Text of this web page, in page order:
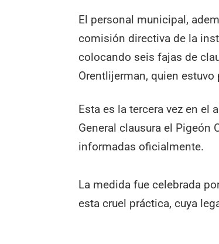
El personal municipal,
comisión directiva de la
colocando seis fajas de
Orentlijerman, quien
Esta es la tercera vez en el
General clausura el Pigeón
informadas oficialmente.
La medida fue celebrada
esta cruel práctica, cuya